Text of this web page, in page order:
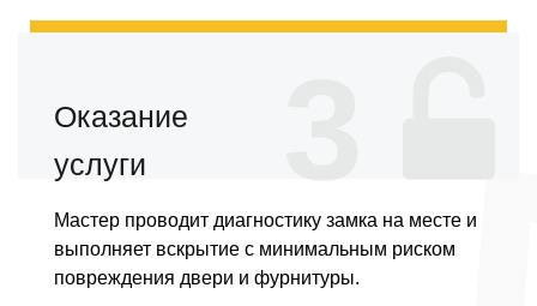
Оказание
услуги
Мастер проводит диагностику замка на месте и
выполняет вскрытие с минимальным риском
повреждения двери и фурнитуры.